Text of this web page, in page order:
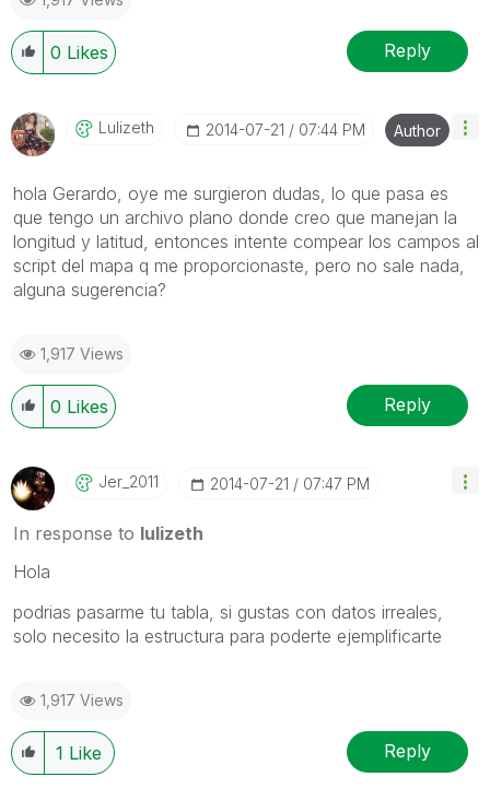
0 Likes Reply
Lulizeth ‎2014-07-21 07:44 PM Author
hola Gerardo, oye me surgieron dudas, lo que pasa es
que tengo un archivo plano donde creo que manejan la
longitud y latitud, entonces intente compear los campos al
script del mapa q me proporcionaste, pero no sale nada,
alguna sugerencia?
1,917 Views
0 Likes Reply
Jer_2011 ‎2014-07-21 07:47 PM
In response to lulizeth
Hola
podrias pasarme tu tabla, si gustas con datos irreales,
solo necesito la estructura para poderte ejemplificarte
1,917 Views
1 Like Reply